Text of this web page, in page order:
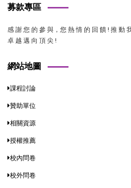
募款專區
感 謝 您 的 參 與，您 熱 情 的 回 饋 ! 推 動
卓 越 邁 向 頂 尖 !
網站地圖
課程討論
贊助單位
相關資源
授權推薦
校內問卷
校外問卷